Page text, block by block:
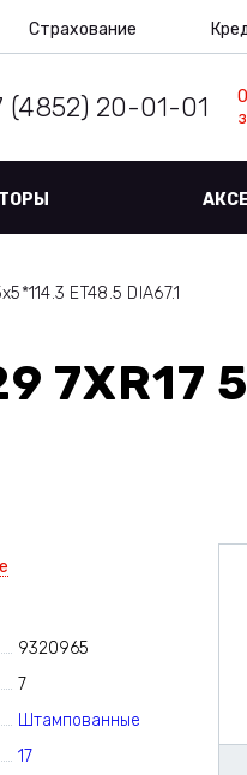
Страхование
(4852) 20-01-01
ET48.5 DIA67.1
7XR17
9320965
7
Штампованные
17